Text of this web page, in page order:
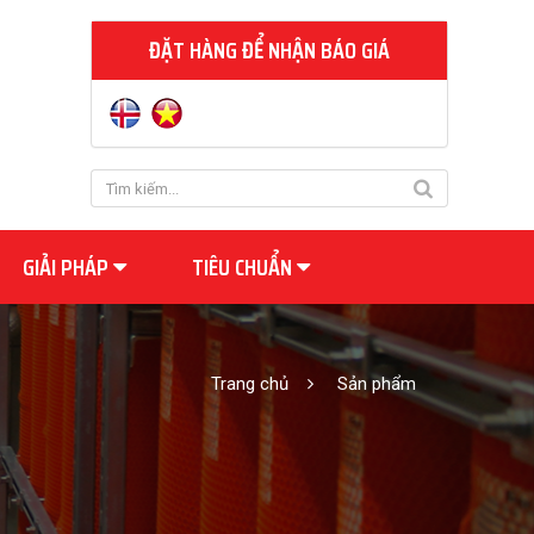
ĐẶT HÀNG ĐỂ NHẬN BÁO GIÁ
GIẢI PHÁP TIÊU CHUẨN
Trang chủ Sản phẩm